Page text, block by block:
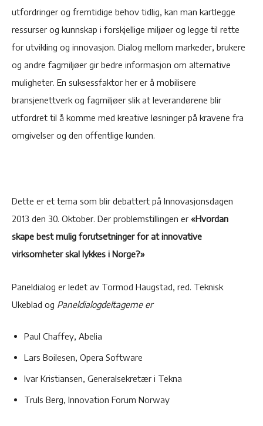
utfordringer og fremtidige behov tidlig, kan man kartlegge
ressurser og kunnskap i forskjellige miljøer og legge til rette
for utvikling og innovasjon. Dialog mellom markeder, brukere
og andre fagmiljøer gir bedre informasjon om alternative
muligheter. En suksessfaktor her er å mobilisere
bransjenettverk og fagmiljøer slik at leverandørene blir
utfordret til å komme med kreative løsninger på kravene fra
omgivelser og den offentlige kunden.
Dette er et tema som blir debattert på Innovasjonsdagen
2013 den 30. Oktober. Der problemstillingen er «Hvordan
skape best mulig forutsetninger for at innovative
virksomheter skal lykkes i Norge?»
Paneldialog er ledet av Tormod Haugstad, red. Teknisk
Ukeblad og Paneldialogdeltagerne er
Paul Chaffey, Abelia
Lars Boilesen, Opera Software
Ivar Kristiansen, Generalsekretær i Tekna
Truls Berg, Innovation Forum Norway